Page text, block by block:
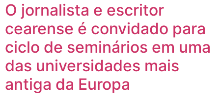
O jornalista e escritor
cearense é convidado para
ciclo de seminários em uma
das universidades mais
antiga da Europa